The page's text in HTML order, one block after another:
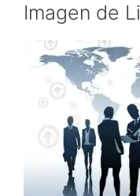
Imagen de